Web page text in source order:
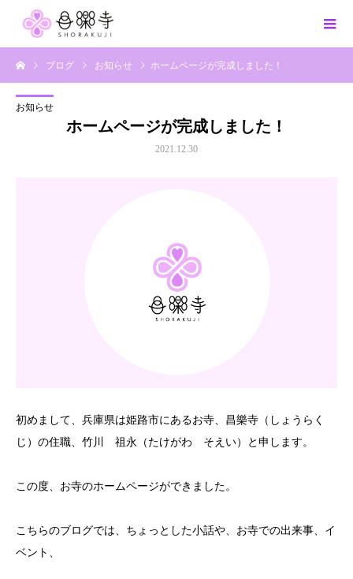
ブログ お知らせ ホームページが完成しました！
お知らせ
ホームページが完成しました！
2021.12.30
初めまして、兵庫県は姫路市にあるお寺、昌樂寺（しょうらく
じ）の住職、竹川 祖永（たけがわ そえい）と申します。
この度、お寺のホームページができました。
こちらのブログでは、ちょっとした小話や、お寺での出来事、イ
ベント、